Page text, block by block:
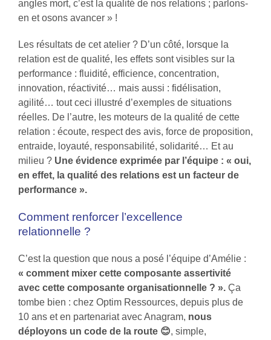
angles mort, c’est la qualité de nos relations ; parlons-
en et osons avancer » !
Les résultats de cet atelier ? D’un côté, lorsque la
relation est de qualité, les effets sont visibles sur la
performance : fluidité, efficience, concentration,
innovation, réactivité… mais aussi : fidélisation,
agilité… tout ceci illustré d’exemples de situations
réelles. De l’autre, les moteurs de la qualité de cette
relation : écoute, respect des avis, force de proposition,
entraide, loyauté, responsabilité, solidarité… Et au
milieu ? Une évidence exprimée par l’équipe : « oui,
en effet, la qualité des relations est un facteur de
performance ».
Comment renforcer l’excellence
relationnelle ?
C’est la question que nous a posé l’équipe d’Amélie :
« comment mixer cette composante assertivité
avec cette composante organisationnelle ? ».Ça
tombe bien : chez Optim Ressources, depuis plus de
10 ans et en partenariat avec Anagram, nous
déployons un code de la route 😊, simple,